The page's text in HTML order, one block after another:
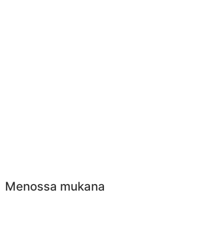
Menossa mukana